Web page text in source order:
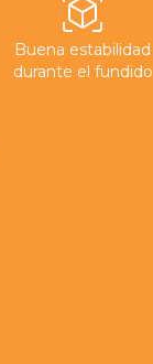
Buena estabilidad
durante el fundido